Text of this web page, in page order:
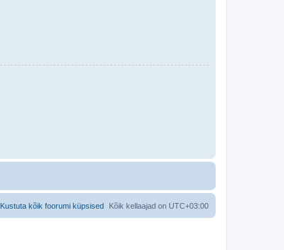
Kõik kellaajad on UTC+03:00
Kustuta kõik foorumi küpsised